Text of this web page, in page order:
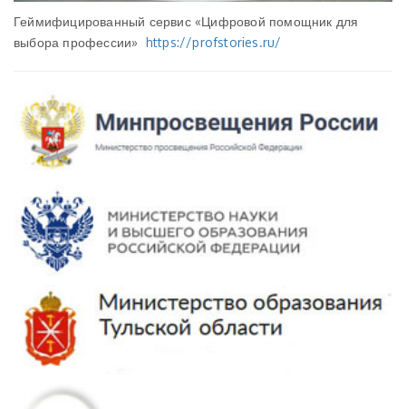
Геймифицированный сервис «Цифровой помощник для
выбора профессии» https://profstories.ru/